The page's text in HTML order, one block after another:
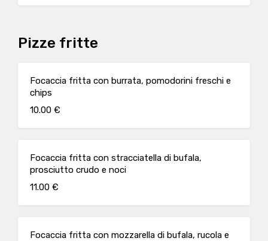
Pizze fritte
Focaccia fritta con burrata, pomodorini freschi e
chips
10.00 €
Focaccia fritta con stracciatella di bufala,
prosciutto crudo e noci
11.00 €
Focaccia fritta con mozzarella di bufala, rucola e